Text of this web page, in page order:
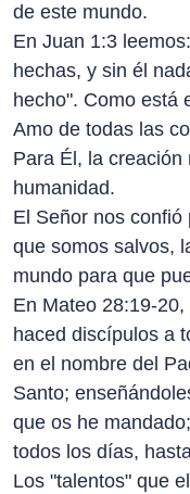
de este mundo.
En Juan 1:3
hechas, y sin él
hecho". Como está
Amo de todas las
Para Él, la
humanidad.
El Señor nos
que somos salvos,
mundo para que
En Mateo 28:19-
haced discípulos a
en el nombre del
Santo;
que os he
todos los días,
Los "talentos" que